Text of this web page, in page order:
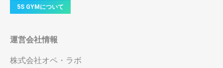
5S GYMについて
運営会社情報
株式会社オペ・ラボ